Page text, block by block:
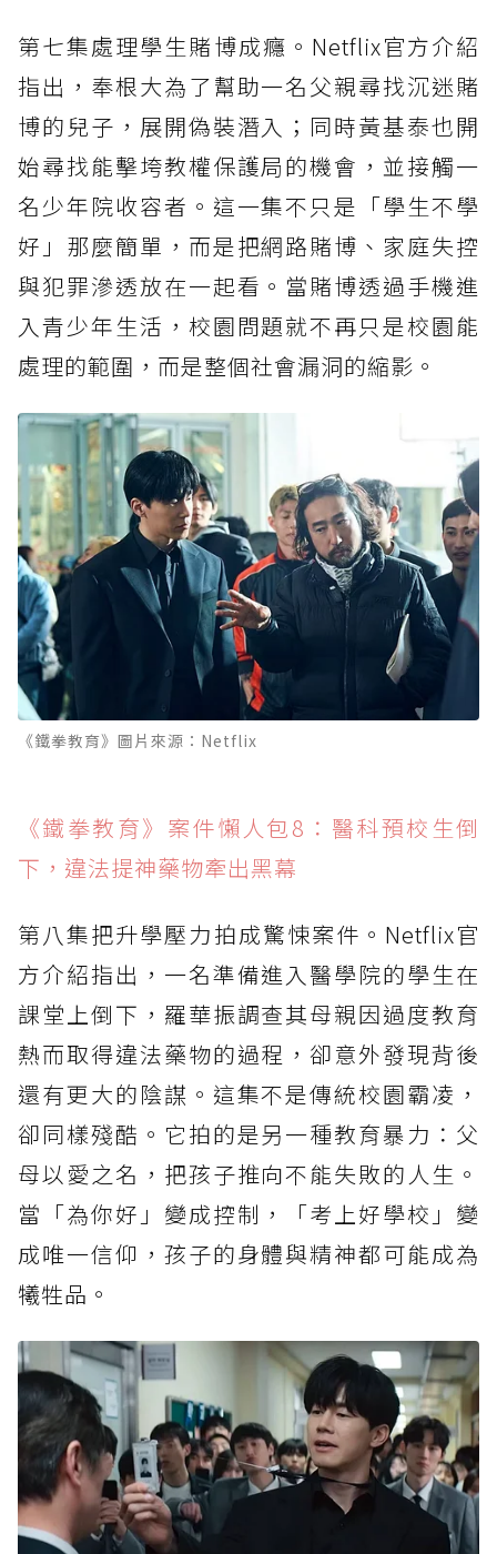
第七集處理學生賭博成癮。Netflix官方介紹
指出，奉根大為了幫助一名父親尋找沉迷賭
博的兒子，展開偽裝潛入；同時黃基泰也開
始尋找能擊垮教權保護局的機會，並接觸一
名少年院收容者。這一集不只是「學生不學
好」那麼簡單，而是把網路賭博、家庭失控
與犯罪滲透放在一起看。當賭博透過手機進
入青少年生活，校園問題就不再只是校園能
處理的範圍，而是整個社會漏洞的縮影。
《鐵拳教育》圖片來源：Netflix
《鐵拳教育》案件懶人包8：醫科預校生倒
下，違法提神藥物牽出黑幕
第八集把升學壓力拍成驚悚案件。Netflix官
方介紹指出，一名準備進入醫學院的學生在
課堂上倒下，羅華振調查其母親因過度教育
熱而取得違法藥物的過程，卻意外發現背後
還有更大的陰謀。這集不是傳統校園霸凌，
卻同樣殘酷。它拍的是另一種教育暴力：父
母以愛之名，把孩子推向不能失敗的人生。
當「為你好」變成控制，「考上好學校」變
成唯一信仰，孩子的身體與精神都可能成為
犧牲品。